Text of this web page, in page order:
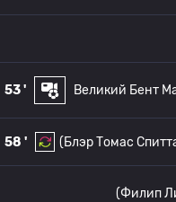
53 ' Великий Бент
58 ' (Блэр Томас
(Филип